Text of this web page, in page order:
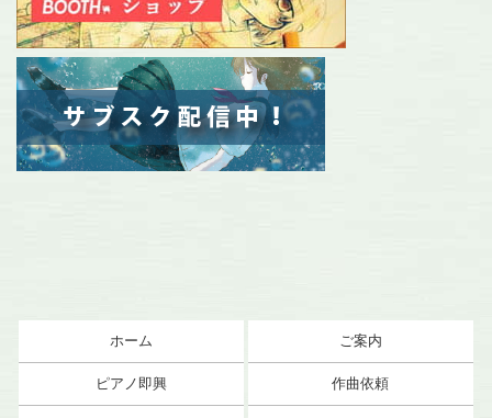
ホーム ご案内
ピアノ即興 作曲依頼